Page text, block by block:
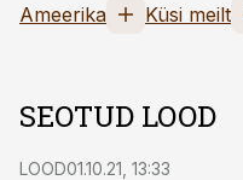
Ameerika Küsi meilt
SEOTUD LOOD
LOOD01.10.21, 13:33